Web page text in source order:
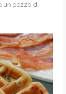
un pezzo di